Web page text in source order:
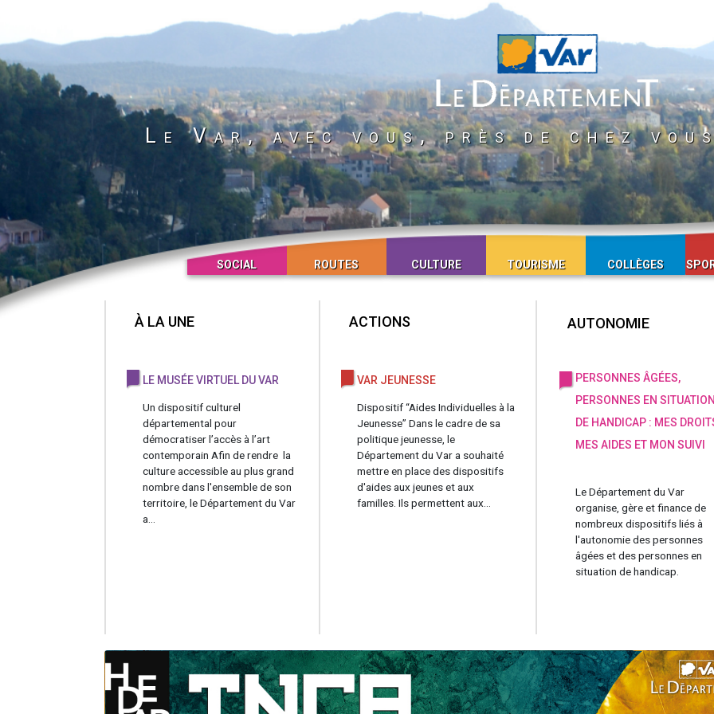
Le Var, avec vous, près de chez
SOCIAL ROUTES CULTURE TOURISME COLLÈGES
À LA UNE
LE MUSÉE VIRTUEL DU VAR
Un dispositif culturel
départemental pour
démocratiser l’accès à l’art
contemporain Afin de rendre la
culture accessible au plus grand
nombre dans l'ensemble de son
territoire, le Département du Var
a...
ACTIONS
VAR JEUNESSE
Dispositif “Aides Individuelles à la
Jeunesse” Dans le cadre de sa
politique jeunesse, le
Département du Var a souhaité
mettre en place des dispositifs
d'aides aux jeunes et aux
familles. Ils permettent aux...
AUTONOMIE
PERSONNES ÂGÉES,
PERSONNES EN SITUATION
DE HANDICAP : MES
MES AIDES ET MON SUIVI
Le Département du Var
organise, gère et finance de
nombreux dispositifs liés à
l'autonomie des personnes
âgées et des personnes en
situation de handicap.